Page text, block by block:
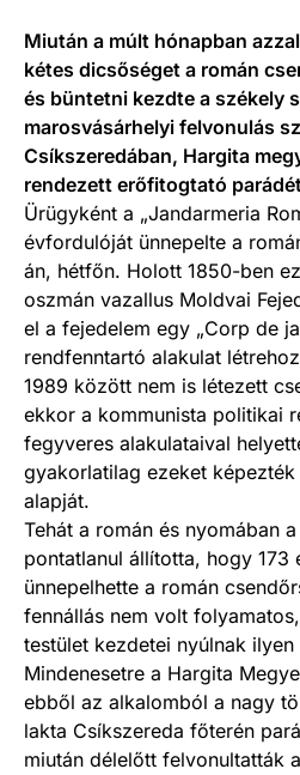
Miután a múlt hónapban
kétes dicsőséget a román
és büntetni kezdte a székely
marosvásárhelyi felvonulás
Csíkszeredában, Hargita
rendezett erőfitogtató
Ürügyként a „Jandarmeria
évfordulóját ünnepelte a
án, hétfőn. Holott 1850-ben
oszmán vazallus Moldvai
el a fejedelem egy „Corp de
rendfenntartó alakulat
1989 között nem is létezett
ekkor a kommunista politikai
fegyveres alakulataival
gyakorlatilag ezeket
alapját.
Tehát a román és nyomában
pontatlanul állította, hogy 173
ünnepelhette a román
fennállás nem volt
testület kezdetei nyúlnak ilyen
Mindenesetre a Hargita
ebből az alkalomból a nagy
lakta Csíkszereda főterén
miután délelőtt felvonultatták